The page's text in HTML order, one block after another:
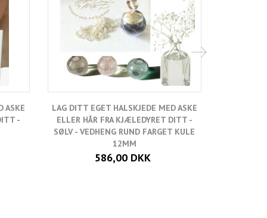
ASKE
-
LAG DITT EGET HALSKJEDE MED ASKE
ELLER HÅR FRA KJÆLEDYRET DITT -
SØLV - VEDHENG RUND FARGET KULE
12MM
586,00 DKK